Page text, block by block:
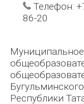
Телефон:
86-20
Республики